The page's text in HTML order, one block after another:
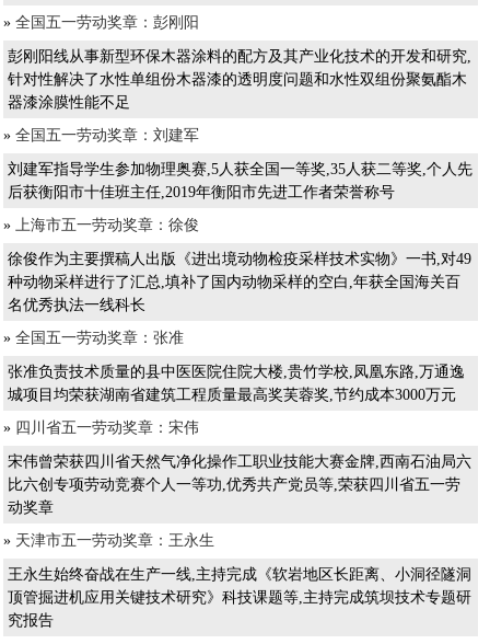
» 全国五一劳动奖章：彭刚阳
彭刚阳线从事新型环保木器涂料的配方及其产业化技术的开发和研究,
针对性解决了水性单组份木器漆的透明度问题和水性双组份聚氨酯木
器漆涂膜性能不足
» 全国五一劳动奖章：刘建军
刘建军指导学生参加物理奥赛,5人获全国一等奖,35人获二等奖,个人先
后获衡阳市十佳班主任,2019年衡阳市先进工作者荣誉称号
» 上海市五一劳动奖章：徐俊
徐俊作为主要撰稿人出版《进出境动物检疫采样技术实物》一书,对49
种动物采样进行了汇总,填补了国内动物采样的空白,年获全国海关百
名优秀执法一线科长
» 全国五一劳动奖章：张准
张准负责技术质量的县中医医院住院大楼,贵竹学校,凤凰东路,万通逸
城项目均荣获湖南省建筑工程质量最高奖芙蓉奖,节约成本3000万元
» 四川省五一劳动奖章：宋伟
宋伟曾荣获四川省天然气净化操作工职业技能大赛金牌,西南石油局六
比六创专项劳动竞赛个人一等功,优秀共产党员等,荣获四川省五一劳
动奖章
» 天津市五一劳动奖章：王永生
王永生始终奋战在生产一线,主持完成《软岩地区长距离、小洞径隧洞
顶管掘进机应用关键技术研究》科技课题等,主持完成筑坝技术专题研
究报告